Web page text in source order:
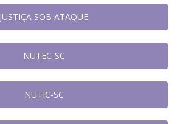
JUSTIÇA SOB ATAQUE
NUTEC-SC
NUTIC-SC